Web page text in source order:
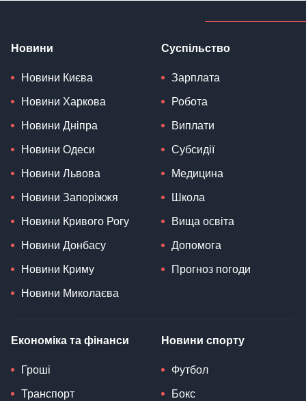
Новини
Новини Києва
Новини Харкова
Новини Дніпра
Новини Одеси
Новини Львова
Новини Запоріжжя
Новини Кривого Рогу
Новини Донбасу
Новини Криму
Новини Миколаєва
Суспільство
Зарплата
Робота
Виплати
Субсидії
Медицина
Школа
Вища освіта
Допомога
Прогноз погоди
Економіка та фінанси
Гроші
Транспорт
Новини спорту
Футбол
Бокс